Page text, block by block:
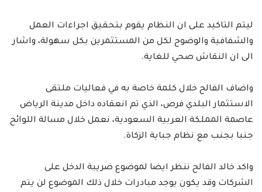
ليتم التاكيد على ان النظام يقوم بتحقيق اجراءات العمل
والشفافية والوضوح لكل من المستثمرين بكل سهولة، واشار
الى ان النقاش صحي للغاية.
واضاف الفالح خلال كلمة خاصة به في فعاليات ملتقى
الاستثمار البلدي فرص، الذي تم انعقاده داخل مدينة الرياض
عاصمة المملكة العربية السعودية، نعمل خلال مسالة اللوائح
جنبا بجنب مع نظام جباية الزكاة.
واكد خالد الفالح ننظر ايضا لموضوع ضريبة الدخل على
الشركات وقد يكون يوجد مبادرات خلال ذلك الموضوع لن يتم